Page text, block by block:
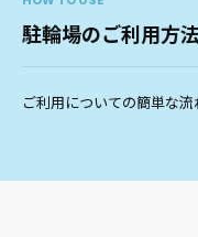
駐輪場のご利用方法
ご利用についての簡単な流